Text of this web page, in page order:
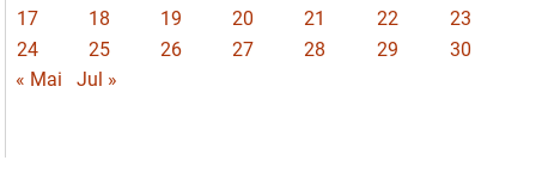
17
18 19 20 21 22
23
24
25 26 27 28 29
30
« Mai
Jul »